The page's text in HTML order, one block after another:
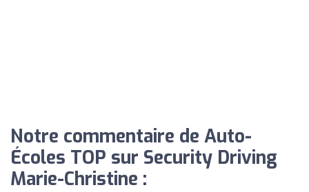
Notre commentaire de Auto-
Écoles TOP sur Security Driving
Marie-Christine :